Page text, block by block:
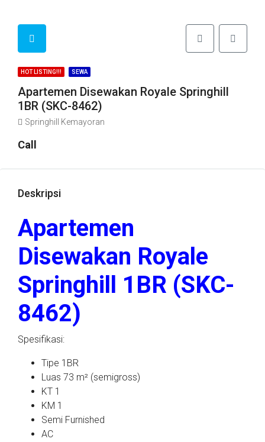
HOT LISTING!!! SEWA
Apartemen Disewakan Royale Springhill
1BR (SKC-8462)
Springhill Kemayoran
Call
Deskripsi
Apartemen
Disewakan Royale
Springhill 1BR (SKC-
8462)
Spesifikasi:
Tipe 1BR
Luas 73 m² (semigross)
KT 1
KM 1
Semi Furnished
AC